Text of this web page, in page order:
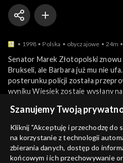
1998 Polska obyczajowe 24m
Senator Marek Złotopolski znowu
Brukseli, ale Barbara już mu nie
posterunku policji została
wyniku Wiesiek zostaje wysłany
mieszkaniu Kate. Pan Dionizy
Złotopolskich.
Sezony i odcinki
Szanujemy Twoją
Kliknij "Akceptuję i przechodzę do
na korzystanie z technologii
zbierania danych, dostęp do
końcowym i ich przechowywanie